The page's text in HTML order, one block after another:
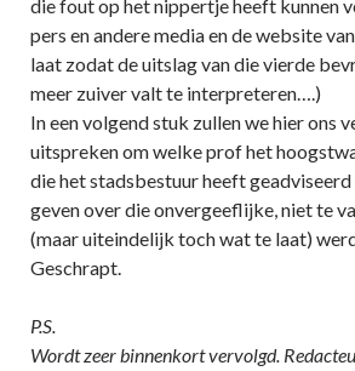
die fout op het nippertje heeft kunnen
pers en andere media en de website
laat zodat de uitslag van die vierde
meer zuiver valt te interpreteren….)
In een volgend stuk zullen we hier ons
uitspreken om welke prof het
die het stadsbestuur heeft
geven over die onvergeeflijke, niet te
(maar uiteindelijk toch wat te laat)
Geschrapt.
P.S.
Wordt zeer binnenkort vervolgd.